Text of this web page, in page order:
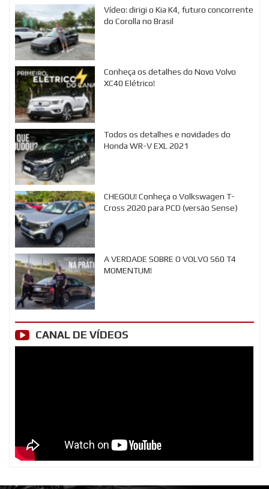
Vídeo: dirigi o Kia K4, futuro concorrente
do Corolla no Brasil
Conheça os detalhes do Novo Volvo
XC40 Elétrico!
Todos os detalhes e novidades do
Honda WR-V EXL 2021
CHEGOU! Conheça o Volkswagen T-
Cross 2020 para PCD (versão Sense)
A VERDADE SOBRE O VOLVO S60 T4
MOMENTUM!
CANAL DE VÍDEOS